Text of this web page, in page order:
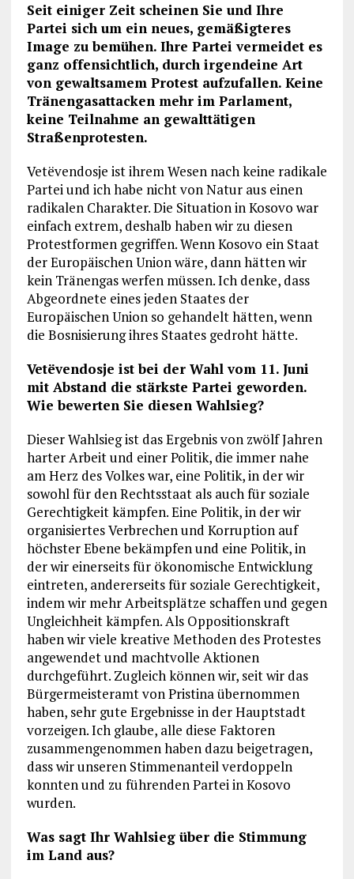
Seit einiger Zeit scheinen Sie und Ihre
Partei sich um ein neues, gemäßigteres
Image zu bemühen. Ihre Partei vermeidet es
ganz offensichtlich, durch irgendeine Art
von gewaltsamem Protest aufzufallen. Keine
Tränengasattacken mehr im Parlament,
keine Teilnahme an gewalttätigen
Straßenprotesten.
Vetëvendosje ist ihrem Wesen nach keine radikale
Partei und ich habe nicht von Natur aus einen
radikalen Charakter. Die Situation in Kosovo war
einfach extrem, deshalb haben wir zu diesen
Protestformen gegriffen. Wenn Kosovo ein Staat
der Europäischen Union wäre, dann hätten wir
kein Tränengas werfen müssen. Ich denke, dass
Abgeordnete eines jeden Staates der
Europäischen Union so gehandelt hätten, wenn
die Bosnisierung ihres Staates gedroht hätte.
Vetëvendosje ist bei der Wahl vom 11. Juni
mit Abstand die stärkste Partei geworden.
Wie bewerten Sie diesen Wahlsieg?
Dieser Wahlsieg ist das Ergebnis von zwölf Jahren
harter Arbeit und einer Politik, die immer nahe
am Herz des Volkes war, eine Politik, in der wir
sowohl für den Rechtsstaat als auch für soziale
Gerechtigkeit kämpfen. Eine Politik, in der wir
organisiertes Verbrechen und Korruption auf
höchster Ebene bekämpfen und eine Politik, in
der wir einerseits für ökonomische Entwicklung
eintreten, andererseits für soziale Gerechtigkeit,
indem wir mehr Arbeitsplätze schaffen und gegen
Ungleichheit kämpfen. Als Oppositionskraft
haben wir viele kreative Methoden des Protestes
angewendet und machtvolle Aktionen
durchgeführt. Zugleich können wir, seit wir das
Bürgermeisteramt von Pristina übernommen
haben, sehr gute Ergebnisse in der Hauptstadt
vorzeigen. Ich glaube, alle diese Faktoren
zusammengenommen haben dazu beigetragen,
dass wir unseren Stimmenanteil verdoppeln
konnten und zu führenden Partei in Kosovo
wurden.
Was sagt Ihr Wahlsieg über die Stimmung
im Land aus?